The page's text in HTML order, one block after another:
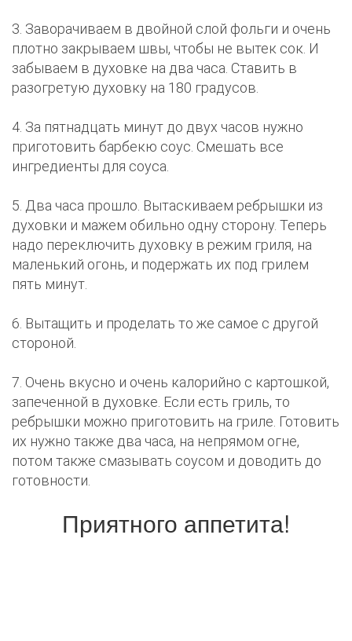
3. Заворачиваем в двойной слой фольги и очень
плотно закрываем швы, чтобы не вытек сок. И
забываем в духовке на два часа. Ставить в
разогретую духовку на 180 градусов.
4. За пятнадцать минут до двух часов нужно
приготовить барбекю соус. Смешать все
ингредиенты для соуса.
5. Два часа прошло. Вытаскиваем ребрышки из
духовки и мажем обильно одну сторону. Теперь
надо переключить духовку в режим гриля, на
маленький огонь, и подержать их под грилем
пять минут.
6. Вытащить и проделать то же самое с другой
стороной.
7. Очень вкусно и очень калорийно с картошкой,
запеченной в духовке. Если есть гриль, то
ребрышки можно приготовить на гриле. Готовить
их нужно также два часа, на непрямом огне,
потом также смазывать соусом и доводить до
готовности.
Приятного аппетита!